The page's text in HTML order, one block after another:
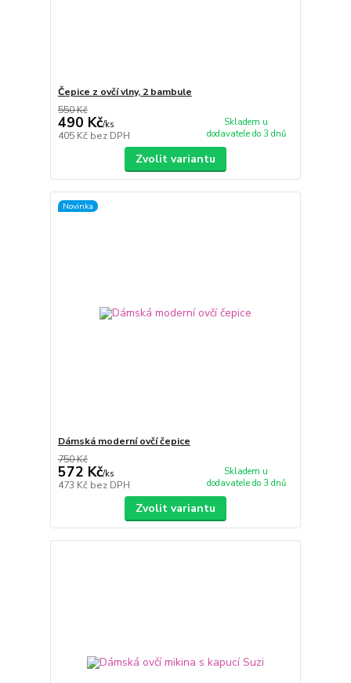
Čepice z ovčí vlny, 2 bambule
550 Kč
490 Kč/ks
405 Kč bez DPH
Skladem u
dodavatele do 3 dnů
Zvolit variantu
Novinka
Dámská moderní ovčí čepice
750 Kč
572 Kč/ks
473 Kč bez DPH
Skladem u
dodavatele do 3 dnů
Zvolit variantu